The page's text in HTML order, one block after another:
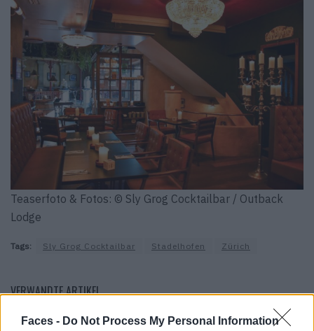
Faces - Do Not Process My Personal Information
Teaserfoto & Fotos: © Sly Grog Cocktailbar / Outback
Lodge
Tags: Sly Grog Cocktailbar Stadelhofen Zürich
VERWANDTE ARTIKEL